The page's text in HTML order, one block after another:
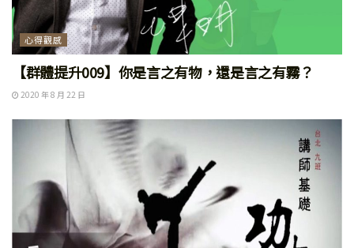
心得觀感
【群體提升009】你是言之有物，還是言之有霧？
2020 年 8 月 22 日